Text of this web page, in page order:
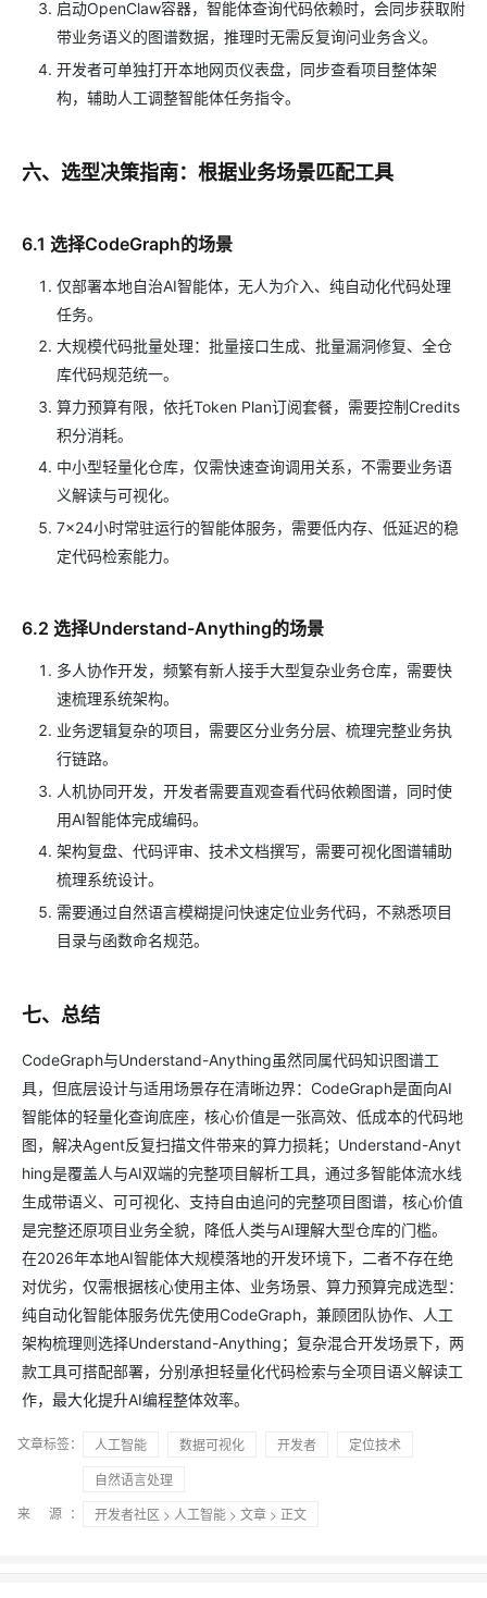
启动OpenClaw容器，智能体查询代码依赖时，会同步获取附
带业务语义的图谱数据，推理时无需反复询问业务含义。
开发者可单独打开本地网页仪表盘，同步查看项目整体架
构，辅助人工调整智能体任务指令。
六、选型决策指南：根据业务场景匹配工具
6.1 选择CodeGraph的场景
仅部署本地自治AI智能体，无人为介入、纯自动化代码处理
任务。
大规模代码批量处理：批量接口生成、批量漏洞修复、全仓
库代码规范统一。
算力预算有限，依托Token Plan订阅套餐，需要控制Credits
积分消耗。
中小型轻量化仓库，仅需快速查询调用关系，不需要业务语
义解读与可视化。
7×24小时常驻运行的智能体服务，需要低内存、低延迟的稳
定代码检索能力。
6.2 选择Understand-Anything的场景
多人协作开发，频繁有新人接手大型复杂业务仓库，需要快
速梳理系统架构。
业务逻辑复杂的项目，需要区分业务分层、梳理完整业务执
行链路。
人机协同开发，开发者需要直观查看代码依赖图谱，同时使
用AI智能体完成编码。
架构复盘、代码评审、技术文档撰写，需要可视化图谱辅助
梳理系统设计。
需要通过自然语言模糊提问快速定位业务代码，不熟悉项目
目录与函数命名规范。
七、总结
CodeGraph与Understand-Anything虽然同属代码知识图谱工
具，但底层设计与适用场景存在清晰边界：CodeGraph是面向AI
智能体的轻量化查询底座，核心价值是一张高效、低成本的代码地
图，解决Agent反复扫描文件带来的算力损耗；Understand-Anyt
hing是覆盖人与AI双端的完整项目解析工具，通过多智能体流水线
生成带语义、可可视化、支持自由追问的完整项目图谱，核心价值
是完整还原项目业务全貌，降低人类与AI理解大型仓库的门槛。
在2026年本地AI智能体大规模落地的开发环境下，二者不存在绝
对优劣，仅需根据核心使用主体、业务场景、算力预算完成选型：
纯自动化智能体服务优先使用CodeGraph，兼顾团队协作、人工
架构梳理则选择Understand-Anything；复杂混合开发场景下，两
款工具可搭配部署，分别承担轻量化代码检索与全项目语义解读工
作，最大化提升AI编程整体效率。
文章标签： 人工智能 数据可视化 开发者
定位技术
自然语言处理
来 源：
开发者社区 > 人工智能 > 文章 > 正文